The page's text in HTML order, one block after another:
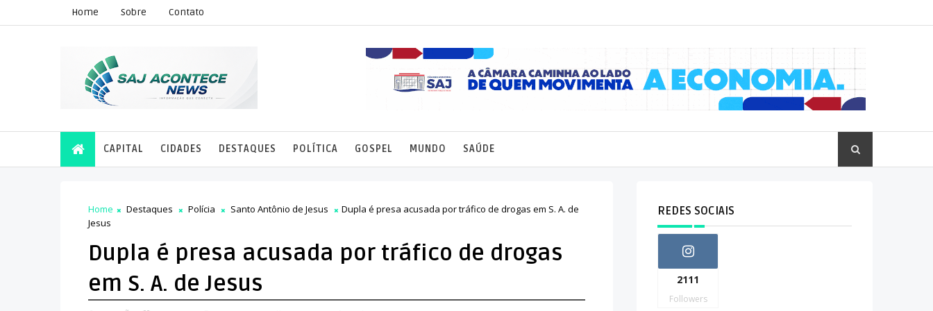
Home Sobre Contato
CAPITAL CIDADES DESTAQUES POLÍTICA GOSPEL MUNDO SAÚDE
Home Destaques Polícia Santo Antônio de Jesus
Dupla é presa acusada por tráfico de drogas em S. A. de
Jesus
Dupla é presa acusada por tráfico de drogas
em S. A. de Jesus
REDES SOCIAIS
2111
Followers